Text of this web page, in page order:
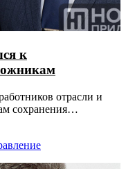
к
отрасли и
сохранения
он